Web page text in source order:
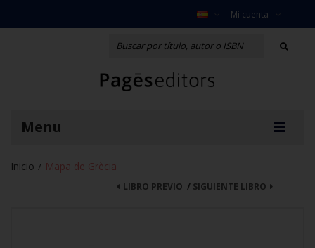
Mi cuenta
Menu
Inicio / Mapa de Grècia
SIGUIENTE LIBRO
LIBRO PREVIO /